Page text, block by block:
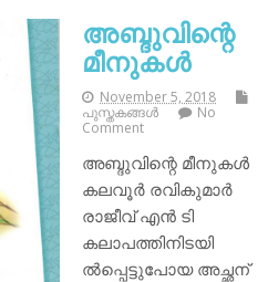
അബ്ദുവിന്റെ
മീനുകൾ
November 5, 2018
പുസ്തകങ്ങള്‍
No
Comment
അബ്ദുവിന്റെ മീനുകൾ
കലവൂർ രവികുമാർ
രാജീവ് എൻ ടി
കലാപത്തിനിടയി
ല്‍പ്പെട്ടുപോയ അച്ഛന്